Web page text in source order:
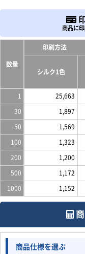
商品に
数量
印刷方法
シルク1色
1 25,663
30 1,897
50 1,569
100 1,323
200 1,200
500 1,172
1000 1,152
商品仕様を選ぶ